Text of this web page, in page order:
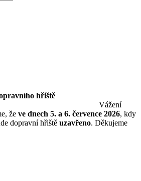
dopravního hřiště
Vážení
že ve dnech 5. a 6. července 2026, kdy
dopravní hřiště uzavřeno. Děkujeme